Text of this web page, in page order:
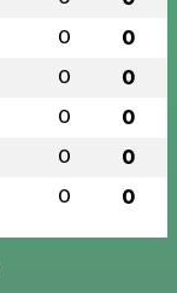
0 0
0 0
0 0
0 0
0 0